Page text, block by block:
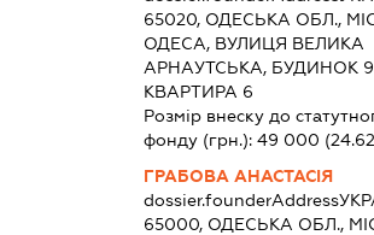
65020, ОДЕСЬКА ОБЛ.,
ОДЕСА, ВУЛИЦЯ ВЕЛИКА
АРНАУТСЬКА, БУДИНОК
КВАРТИРА 6
Розмір внеску до
фонду (грн.): 49 000
ГРАБОВА АНАСТАСІЯ
dossier.founderAddress
65000, ОДЕСЬКА ОБЛ.,